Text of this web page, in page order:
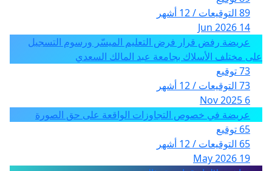
89 التوقيعات / 12 أشهر
14 Jun 2026
عريضة رفض قرار فرض التعليم الميسّر ورسوم التسجيل
على مختلف الأسلاك بجامعة عبد المالك السعدي
73 توقيع
73 التوقيعات / 12 أشهر
6 Nov 2025
عريضة في خصوص التجاوزات الواقعة على حق الصورة
65 توقيع
65 التوقيعات / 12 أشهر
19 May 2026